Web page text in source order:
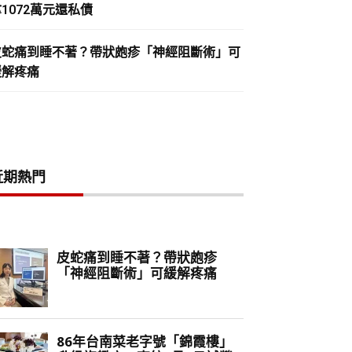
萬元還私債
痛到睡不著？帶狀皰疹「神經阻斷術」可
疼痛
熱門